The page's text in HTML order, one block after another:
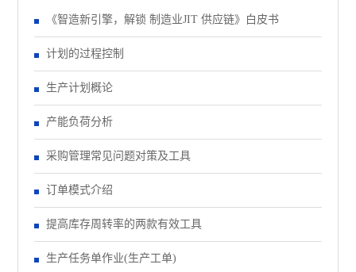
《智造新引擎，解锁 制造业JIT 供应链》白皮书
计划的过程控制
生产计划概论
产能负荷分析
采购管理常见问题对策及工具
订单模式介绍
提高库存周转率的两款有效工具
生产任务单作业(生产工单)